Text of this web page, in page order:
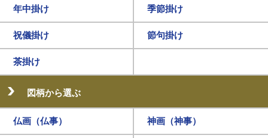
年中掛け 季節掛け
祝儀掛け 節句掛け
茶掛け
図柄から選ぶ
仏画（仏事） 神画（神事）